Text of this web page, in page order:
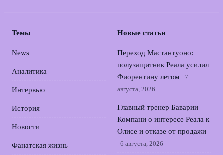
Темы
News
Аналитика
Интервью
История
Новости
Фанатская жизнь
Новые статьи
Переход Мастантуоно:
полузащитник Реала усилил
Фиорентину летом
7
августа, 2026
Главный тренер Баварии
Компани о интересе Реала к
Олисе и отказе от продажи
6 августа, 2026